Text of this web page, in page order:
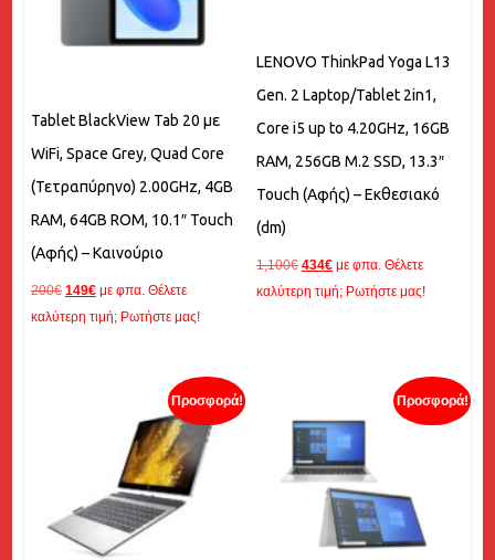
Tablet BlackView Tab 20 με
WiFi, Space Grey, Quad Core
(Τετραπύρηνο) 2.00GHz, 4GB
RAM, 64GB ROM, 10.1″ Touch
(Αφής) – Καινούριο
200€ Original
price
149€Η
τρέχουσα
με φπα. Θέλετε
καλύτερη τιμή; Ρωτήστε μας!
LENOVO ThinkPad Yoga L13
Gen. 2 Laptop/Tablet 2in1,
Core i5 up to 4.20GHz, 16GB
RAM, 256GB M.2 SSD, 13.3″
Touch (Αφής) – Εκθεσιακό
(dm)
1,100€ Original
price
434€Η
τρέχουσα
με φπα. Θέλετε
καλύτερη τιμή; Ρωτήστε μας!
Προσφορά! Προσφορά!